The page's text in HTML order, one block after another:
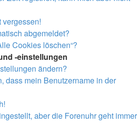
vergessen!
abgemeldet?
Cookies löschen“?
-einstellungen
ändern?
dass mein Benutzername in der
aber die Forenuhr geht immer